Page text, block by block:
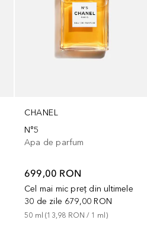
CHANEL
N°5
Apa de parfum
699,00 RON
Cel mai mic preț din ultimele
30 de zile 679,00 RON
50 ml (13,98 RON / 1 ml )
+ 17